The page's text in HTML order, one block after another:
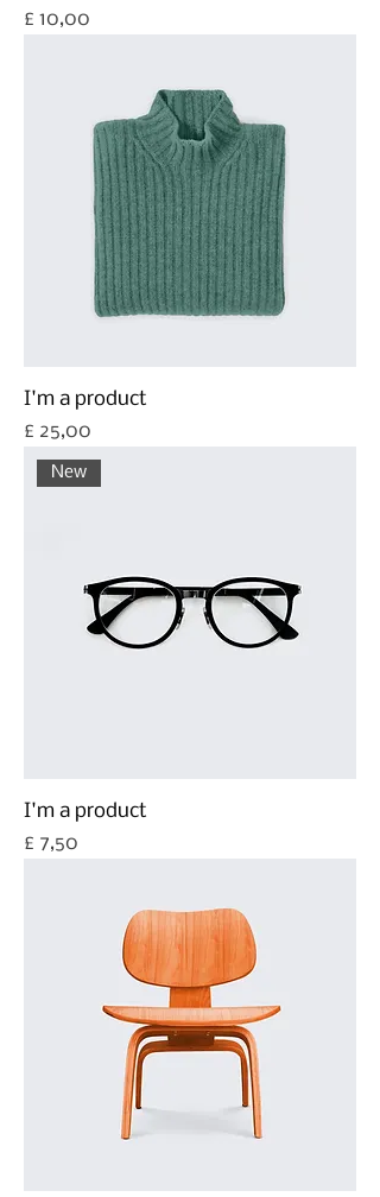
Prijs
£ 10,00
I'm a product
Prijs
£ 25,00
New
I'm a product
Prijs
£ 7,50